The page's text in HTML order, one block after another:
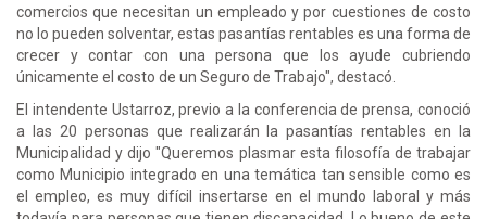
comercios que necesitan un empleado y por cuestiones de costo
no lo pueden solventar, estas pasantías rentables es una forma de
crecer y contar con una persona que los ayude cubriendo
únicamente el costo de un Seguro de Trabajo", destacó.
El intendente Ustarroz, previo a la conferencia de prensa, conoció
a las 20 personas que realizarán la pasantías rentables en la
Municipalidad y dijo "Queremos plasmar esta filosofía de trabajar
como Municipio integrado en una temática tan sensible como es
el empleo, es muy difícil insertarse en el mundo laboral y más